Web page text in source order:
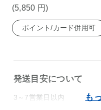
(5,850 円)
ポイント/カード併用可
発送目安について
3～7営業日以内